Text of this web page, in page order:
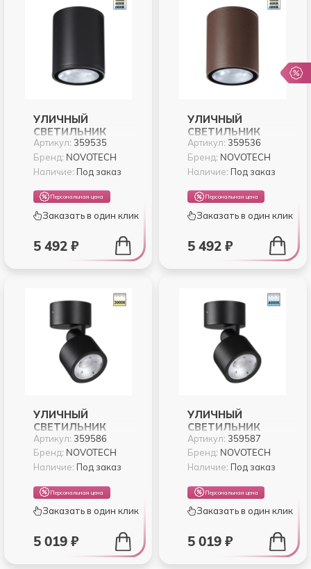
УЛИЧНЫЙ
СВЕТИЛЬНИК
NOVOTECH TUMBLER
359535
Артикул: 359535
Бренд: NOVOTECH
Наличие: Под заказ
Персональная цена
Заказать в один клик
5 492 ₽
УЛИЧНЫЙ
СВЕТИЛЬНИК
NOVOTECH TUMBLER
359536
Артикул: 359536
Бренд: NOVOTECH
Наличие: Под заказ
Персональная цена
Заказать в один клик
5 492 ₽
УЛИЧНЫЙ
СВЕТИЛЬНИК
NOVOTECH FOCUS
359586
Артикул: 359586
Бренд: NOVOTECH
Наличие: Под заказ
Персональная цена
Заказать в один клик
5 019 ₽
УЛИЧНЫЙ
СВЕТИЛЬНИК
NOVOTECH FOCUS
359587
Артикул: 359587
Бренд: NOVOTECH
Наличие: Под заказ
Персональная цена
Заказать в один клик
5 019 ₽